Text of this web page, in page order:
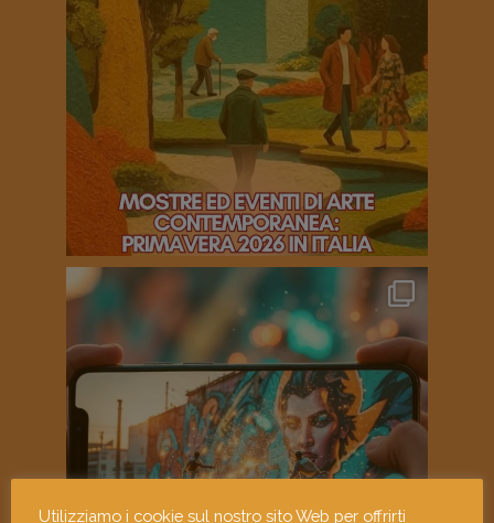
Utilizziamo i cookie sul nostro sito Web per offrirti